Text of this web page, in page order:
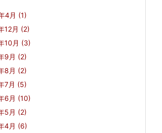
4月 (1)
12月 (2)
10月 (3)
9月 (2)
8月 (2)
7月 (5)
6月 (10)
5月 (2)
4月 (6)